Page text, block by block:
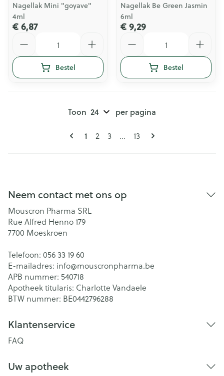
Nagellak Mini "goyave"
4ml
€ 6,87
Bestel
Nagellak Be Green Jasmin
6ml
€ 9,29
Bestel
Pagina's
U lees momenteel pagina
1 Pagina
2 Pagina
3 ... Pagina
13
Toon per pagina
Neem contact met ons op
Mouscron Pharma SRL
Rue Alfred Henno 179
7700 Moeskroen
Telefoon: 056 33 19 60
E-mailadres: info@mouscronpharma.be
APB nummer: 540718
Apotheek titularis: Charlotte Vandaele
BTW nummer: BE0442796288
Klantenservice
FAQ
Uw apotheek